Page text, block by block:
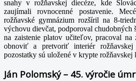
snahy v rožňavskej diecéze, kde
zaujímali rovnocenné postavenie.
rožňavské gymnázium rozšíril na 8-
výchovu dievčat, podporoval chudobných
na zaistenie platov učiteľov, pracoval na
obnoviť a pretvoriť interiér rožňavskej
pozostatky sú uložené v krypte rožňavskej
Ján Polomský – 45. výročie